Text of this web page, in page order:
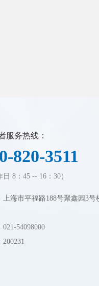
服务热线：
820-3511
日 8：45 -- 16：30）
上海市平福路188号聚鑫园3号
021-54098000
200231